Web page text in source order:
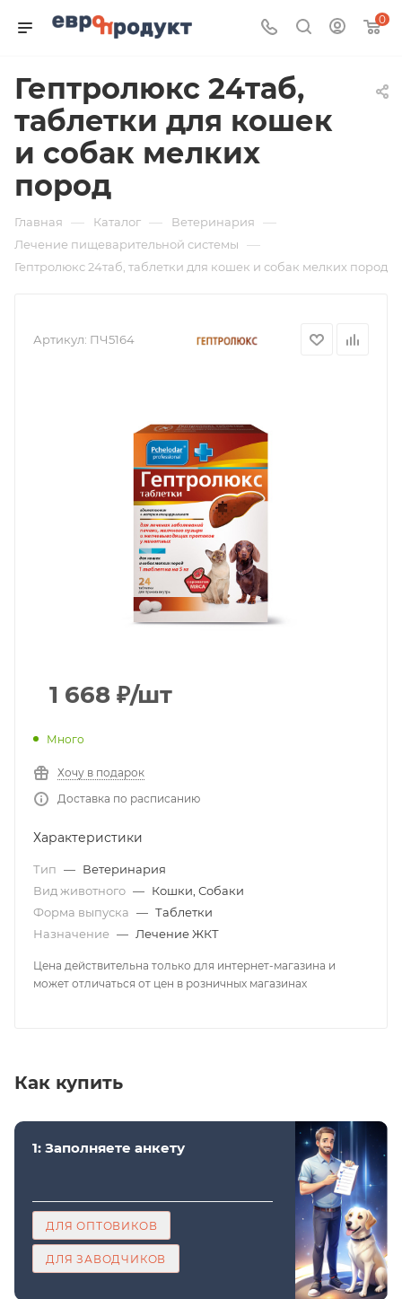
0
Гептролюкс 24таб,
таблетки для кошек
и собак мелких
пород
Главная — Каталог — Ветеринария —
Лечение пищеварительной системы —
Гептролюкс 24таб, таблетки для кошек и собак мелких пород
Артикул: ПЧ5164
1 668 ₽/шт
Много
Хочу в подарок
Доставка по расписанию
Характеристики
Тип — Ветеринария
Вид животного — Кошки, Собаки
Форма выпуска — Таблетки
Назначение — Лечение ЖКТ
Цена действительна только для интернет-магазина и
может отличаться от цен в розничных магазинах
Как купить
1: Заполняете анкету
ДЛЯ ОПТОВИКОВ
ДЛЯ ЗАВОДЧИКОВ